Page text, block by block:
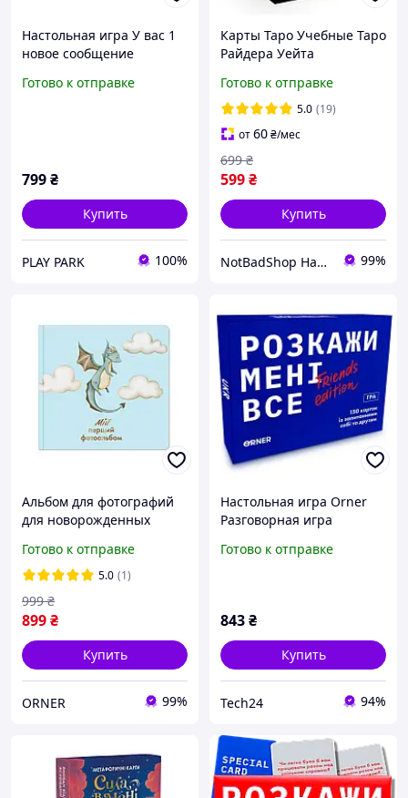
Настольная игра У вас 1
новое сообщение
Готово к отправке
799₴
Купить
PLAY PARK 100%
Карты Таро Учебные Таро
Райдера Уейта
Готово к отправке
5.0 (19)
от60₴/мес
599₴
699 ₴
Купить
NotBadShop Настольные игры 99%
Альбом для фотографий
для новорожденных
Детский фотоальбом для
мальчика
Готово к отправке
5.0 (1)
899₴
999 ₴
Купить
ORNER 99%
Настольная игра Orner
Разговорная игра
edition (1607)
Готово к отправке
843₴
Купить
Tech24 94%